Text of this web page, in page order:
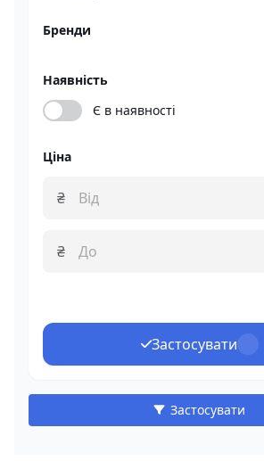
Бренди
Наявність
Є в наявності
Ціна
₴
₴
Застосувати
Застосувати